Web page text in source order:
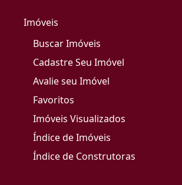
Imóveis
Buscar Imóveis
Cadastre Seu Imóvel
Avalie seu Imóvel
Favoritos
Imóveis Visualizados
Índice de Imóveis
Índice de Construtoras